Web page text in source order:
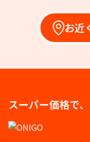
お近
スーパー価格で